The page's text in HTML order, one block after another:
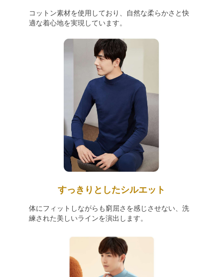
コットン素材を使用しており、自然な柔らかさと快
適な着心地を実現しています。
すっきりとしたシルエット
体にフィットしながらも窮屈さを感じさせない、洗
練された美しいラインを演出します。